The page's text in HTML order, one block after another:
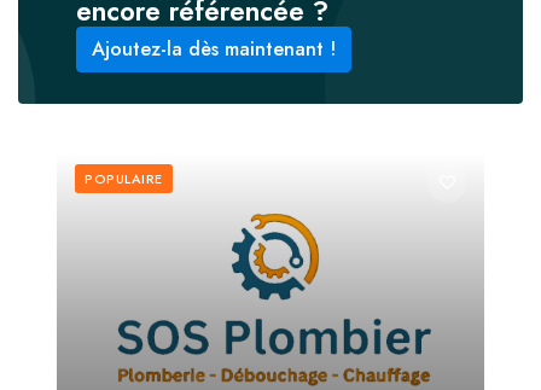
encore référencée ?
Ajoutez-la dès maintenant !
POPULAIRE